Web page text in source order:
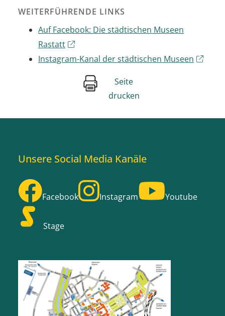
WEITERFÜHRENDE LINKS
Auf Facebook: Die städtischen Museen
Rastatt
Instagram-Kanal der städtischen Museen
Seite
drucken
Unsere Social Media Kanäle
Facebook Instagram Youtube
Stage